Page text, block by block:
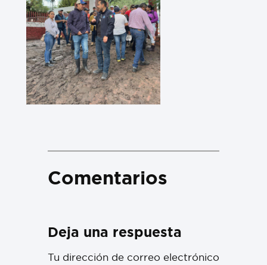
Comentarios
Deja una respuesta
Tu dirección de correo electrónico